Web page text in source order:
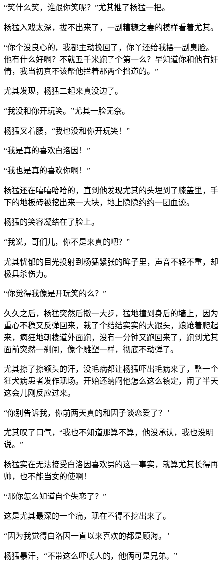
“笑什么笑，谁跟你笑呢？”尤其推了杨猛一把。
杨猛入戏太深，拔不出来了，一副糟糠之妻的模样看着尤其。
“你个没良心的，我都主动挽回了，你丫还给我摆一副臭脸。
他有什么好啊？不就五千米跑了个第一么？早知道你和他有奸
情，我当初真不该帮他拦着那两个挡道的。”
尤其发现，杨猛二起来真没边了。
“我没和你开玩笑。”尤其一脸无奈。
杨猛叉着腰，“我也没和你开玩笑！”
“我是真的喜欢白洛因！”
“我也是真的喜欢你啊！”
杨猛还在嘻嘻哈哈的，直到他发现尤其的头埋到了膝盖里，手
下的地板砖被挖出来一大块，地上隐隐约约一团血迹。
杨猛的笑容凝结在了脸上。
“我说，哥们儿，你不是来真的吧？”
尤其忧郁的目光投射到杨猛紧张的眸子里，声音不轻不重，却
极具杀伤力。
“你觉得我像是开玩笑的么？”
久久之后，杨猛突然后撤一大步，猛地撞到身后的墙上，因为
重心不稳又反弹回来，栽了个结结实实的大跟头，踉跄着爬起
来，疯狂地朝楼道外面跑，没有一分钟又跑回来了，跑到尤其
面前突然一刹闸，像个雕塑一样，彻底不动弹了。
尤其擦了擦额头的汗，没毛病都让杨猛吓出毛病来了，整一个
狂犬病患者发作现场。开始还纳闷他怎么这么镇定，闹了半天
这会儿刚反应过来。
“你别告诉我，你前两天真的和因子谈恋爱了？”
尤其叹了口气，“我也不知道那算不算，他没承认，我也没明
说。”
杨猛实在无法接受白洛因喜欢男的这一事实，就算尤其长得再
帅，也不能当女的使啊！
“那你怎么知道自个失恋了？”
这是尤其最深的一个痛，现在不得不挖出来了。
“因为我觉得白洛因一直以来喜欢的都是顾海。”
杨猛暴汗，“不带这么吓唬人的，他俩可是兄弟。”